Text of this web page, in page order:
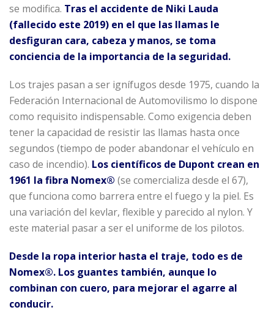
se modifica. Tras el accidente de Niki Lauda
(fallecido este 2019) en el que las llamas le
desfiguran cara, cabeza y manos, se toma
conciencia de la importancia de la seguridad.
Los trajes pasan a ser ignífugos desde 1975, cuando la
Federación Internacional de Automovilismo lo dispone
como requisito indispensable. Como exigencia deben
tener la capacidad de resistir las llamas hasta once
segundos (tiempo de poder abandonar el vehículo en
caso de incendio). Los científicos de Dupont crean en
1961 la fibra Nomex® (se comercializa desde el 67),
que funciona como barrera entre el fuego y la piel. Es
una variación del kevlar, flexible y parecido al nylon. Y
este material pasar a ser el uniforme de los pilotos.
Desde la ropa interior hasta el traje, todo es de
Nomex®. Los guantes también, aunque lo
combinan con cuero, para mejorar el agarre al
conducir.